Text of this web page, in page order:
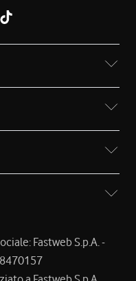
Fastweb S.p.A. -